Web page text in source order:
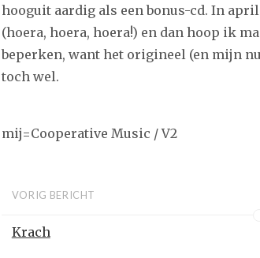
hooguit aardig als een bonus-cd. In
(hoera, hoera, hoera!) en dan hoop ik
beperken, want het origineel (en mijn
toch wel.
mij=Cooperative Music / V2
VORIG BERICHT
Krach